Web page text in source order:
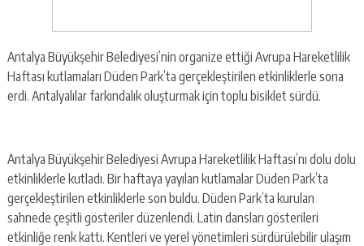
Antalya Büyükşehir Belediyesi’nin organize ettiği Avrupa Hareketlilik
Haftası kutlamaları Düden Park’ta gerçekleştirilen etkinliklerle sona
erdi. Antalyalılar farkındalık oluşturmak için toplu bisiklet sürdü.
Antalya Büyükşehir Belediyesi Avrupa Hareketlilik Haftası’nı dolu dolu
etkinliklerle kutladı. Bir haftaya yayılan kutlamalar Düden Park’ta
gerçekleştirilen etkinliklerle son buldu. Düden Park’ta kurulan
sahnede çeşitli gösteriler düzenlendi. Latin dansları gösterileri
etkinliğe renk kattı. Kentleri ve yerel yönetimleri sürdürülebilir ulaşım